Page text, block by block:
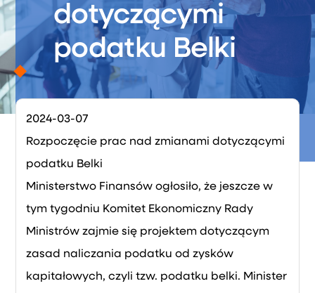
dotyczącymi
podatku Belki
2024-03-07
Rozpoczęcie prac nad zmianami dotyczącymi
podatku Belki
Ministerstwo Finansów ogłosiło, że jeszcze w
tym tygodniu Komitet Ekonomiczny Rady
Ministrów zajmie się projektem dotyczącym
zasad naliczania podatku od zysków
kapitałowych, czyli tzw. podatku belki. Minister